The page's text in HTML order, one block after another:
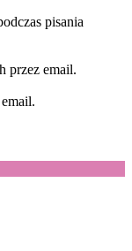
pisania
przez email.